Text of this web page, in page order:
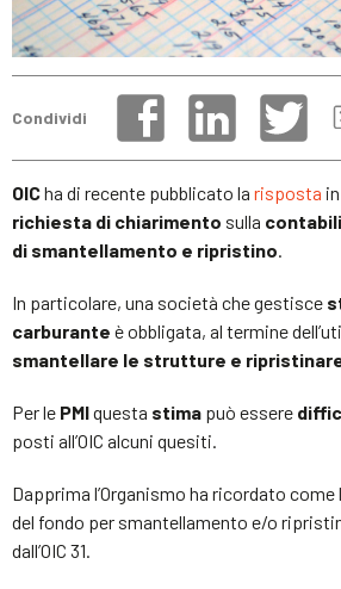
Condividi
OICha di recente pubblicato la risposta
richiesta di chiarimento sulla
di smantellamento e ripristino.
In particolare, una società che gestisce
carburante è obbligata, al termine
smantellare le strutture e
Per le PMIquesta stima può essere
posti all’OIC alcuni quesiti.
Dapprima l’Organismo ha ricordato
del fondo per smantellamento e/o
dall’OIC 31.